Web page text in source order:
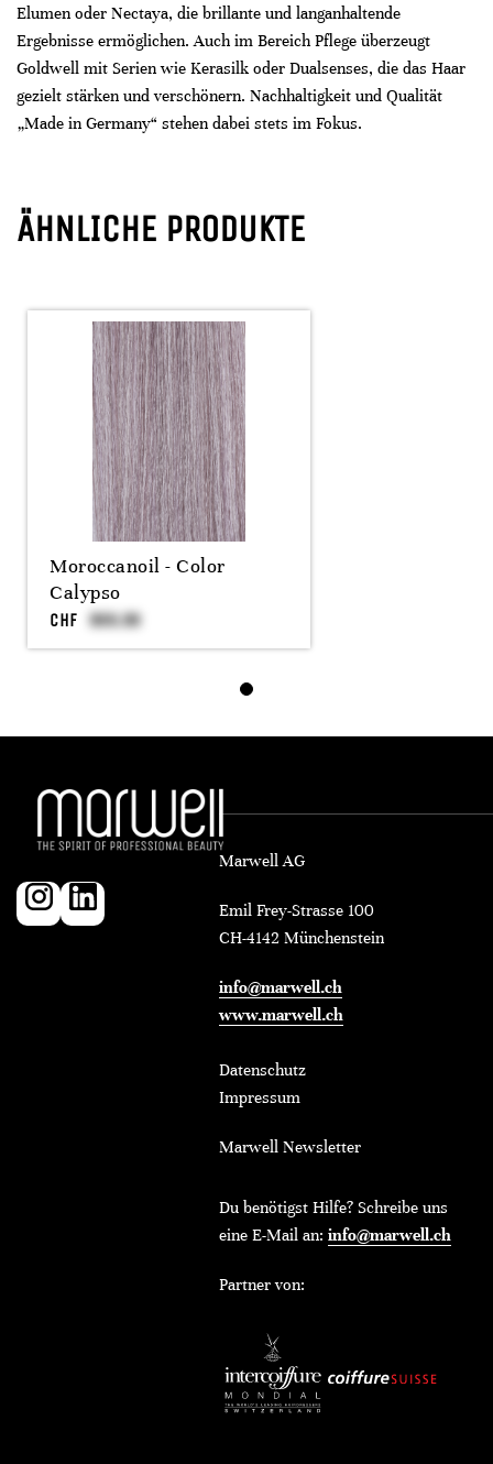
Elumen oder Nectaya, die brillante und langanhaltende
Ergebnisse ermöglichen. Auch im Bereich Pflege überzeugt
Goldwell mit Serien wie Kerasilk oder Dualsenses, die das Haar
gezielt stärken und verschönern. Nachhaltigkeit und Qualität
„Made in Germany“ stehen dabei stets im Fokus.
ÄHNLICHE PRODUKTE
Moroccanoil - Color
Calypso
CHF
Marwell AG
Emil Frey-Strasse 100
CH-4142 Münchenstein
info@marwell.ch
www.marwell.ch
Datenschutz
Impressum
Marwell Newsletter
Du benötigst Hilfe? Schreibe uns
eine E-Mail an: info@marwell.ch
Partner von: